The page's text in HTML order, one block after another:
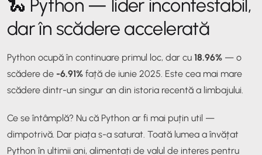
🐍 Python — lider incontestabil,
dar în scădere accelerată
Python ocupă în continuare primul loc, dar cu 18.96% — o
scădere de -6.91% față de iunie 2025. Este cea mai mare
scădere dintr-un singur an din istoria recentă a limbajului.
Ce se întâmplă? Nu că Python ar fi mai puțin util —
dimpotrivă. Dar piața s-a saturat. Toată lumea a învățat
Python în ultimii ani, alimentați de valul de interes pentru